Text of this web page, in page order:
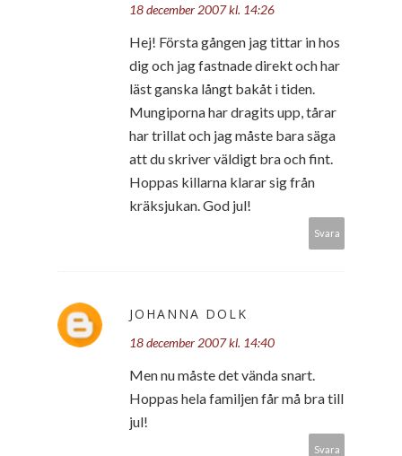
18 december 2007 kl. 14:26
Hej! Första gången jag tittar in hos
dig och jag fastnade direkt och har
läst ganska långt bakåt i tiden.
Mungiporna har dragits upp, tårar
har trillat och jag måste bara säga
att du skriver väldigt bra och fint.
Hoppas killarna klarar sig från
kräksjukan. God jul!
Svara
JOHANNA DOLK
18 december 2007 kl. 14:40
Men nu måste det vända snart.
Hoppas hela familjen får må bra till
jul!
Svara